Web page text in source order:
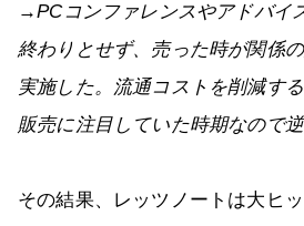
→PCコンファレンスやアドバイ
終わりとせず、売った時が関係
実施した。流通コストを削減す
販売に注目していた時期なので逆
その結果、レッツノートは大ヒ